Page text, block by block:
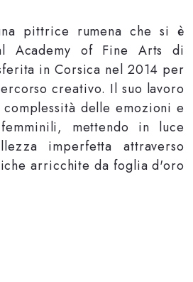
pittrice rumena che si è
Academy of Fine Arts di
in Corsica nel 2014 per
creativo. Il suo lavoro
delle emozioni e
mettendo in luce
imperfetta attraverso
arricchite da foglia d'oro